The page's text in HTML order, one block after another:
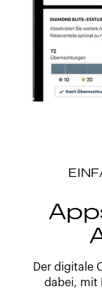
Der digitale
dabei, mit